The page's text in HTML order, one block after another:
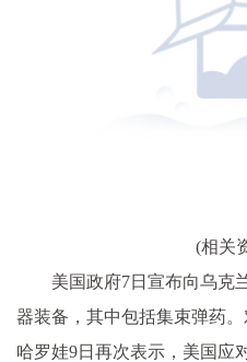
(相关
美国政府7日宣布向乌克
器装备，其中包括集束弹药
哈罗娃9日再次表示，美国应